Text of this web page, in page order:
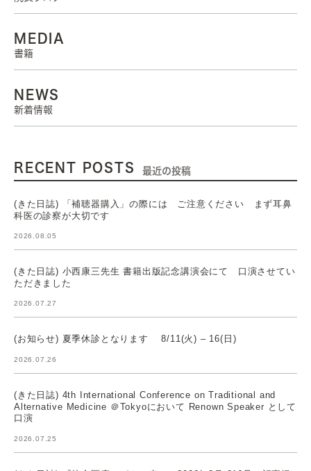
MEDIA
書籍
NEWS
新着情報
RECENT POSTS 最近の投稿
(きた日誌) 「補聴器購入」の際には ご注意ください まず耳鼻
科医の診察が大切です
2026.08.05
(きた日誌) 小西康三先生 書籍出版記念講演会にて 口演させてい
ただきました
2026.07.27
(お知らせ) 夏季休診となります 8/11(火) – 16(日)
2026.07.26
(きた日誌) 4th International Conference on Traditional and
Alternative Medicine ＠Tokyoにおいて Renown Speaker として
口演
2026.07.25